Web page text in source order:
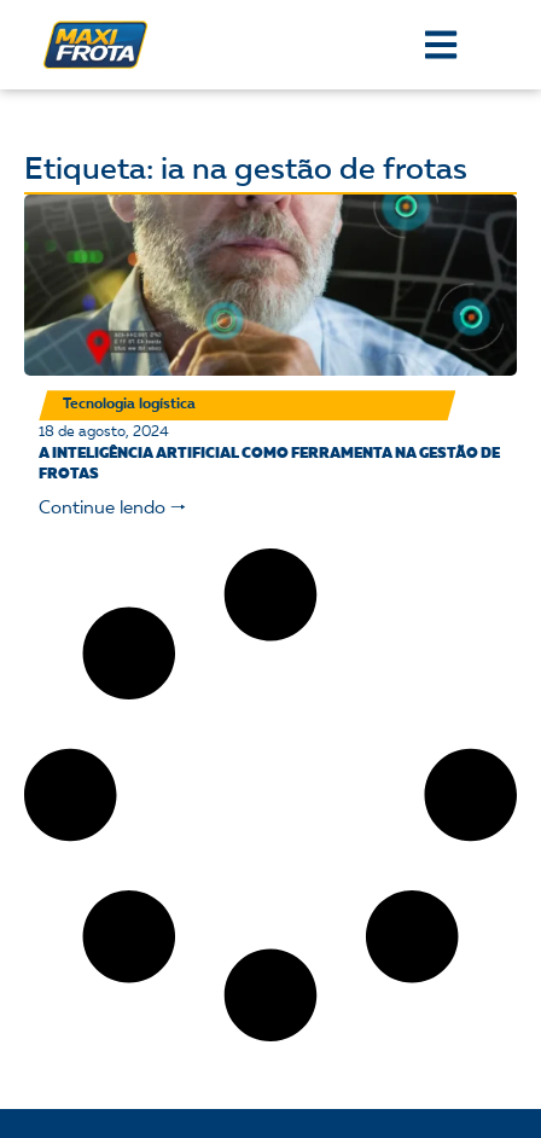
Etiqueta: ia na gestão de frotas
Tecnologia logística
18 de agosto, 2024
A INTELIGÊNCIA ARTIFICIAL COMO FERRAMENTA NA GESTÃO DE
FROTAS
Continue lendo 🠒